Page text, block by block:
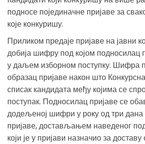
подносе појединачне пријаве за
које конкуришу.
Приликом предаје пријаве на јавни
добија шифру под којом подносилац
у даљем изборном поступку. Шифра
образац пријаве након што
списак кандидата међу којима се
поступак. Подносилац пријаве се
додељеној шифри у року од три дана
пријаве, достављањем наведеног
који је у пријави назначио за